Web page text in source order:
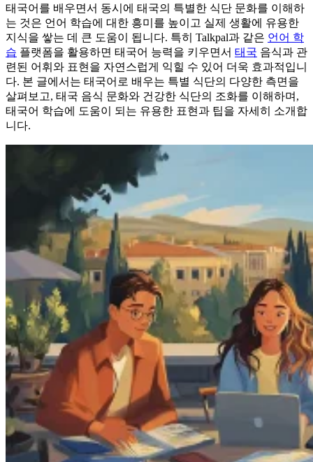
태국어를 배우면서 동시에 태국의 특별한 식단 문화를 이해하
는 것은 언어 학습에 대한 흥미를 높이고 실제 생활에 유용한
지식을 쌓는 데 큰 도움이 됩니다. 특히 Talkpal과 같은 언어 학
습 플랫폼을 활용하면 태국어 능력을 키우면서 태국 음식과 관
련된 어휘와 표현을 자연스럽게 익힐 수 있어 더욱 효과적입니
다. 본 글에서는 태국어로 배우는 특별 식단의 다양한 측면을
살펴보고, 태국 음식 문화와 건강한 식단의 조화를 이해하며,
태국어 학습에 도움이 되는 유용한 표현과 팁을 자세히 소개합
니다.